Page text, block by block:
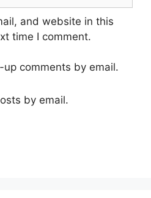
and website in this
time I comment.
comments by email.
by email.